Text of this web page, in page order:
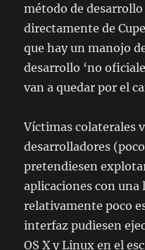
método de
directamente de
que hay un manojo
desarrollo ‘no
van a quedar por el
Víctimas colaterales
desarrolladores
pretendiesen
aplicaciones con una
relativamente poco
interfaz pudiesen
OS X y Linux en el